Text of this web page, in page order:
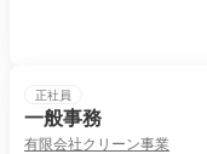
正社員
一般事務
有限会社クリーン事業